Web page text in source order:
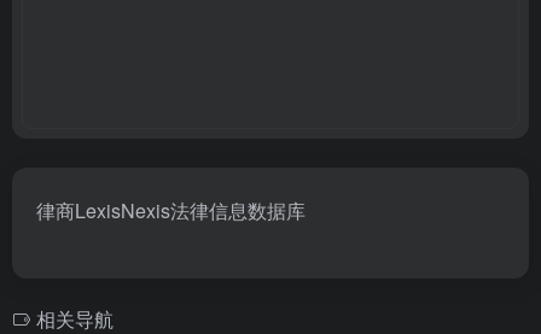
律商LexisNexis法律信息数据库
相关导航